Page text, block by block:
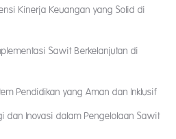
Kinerja Keuangan yang Solid di
Sawit Berkelanjutan di
Pendidikan yang Aman dan Inklusif
dan Inovasi dalam Pengelolaan Sawit